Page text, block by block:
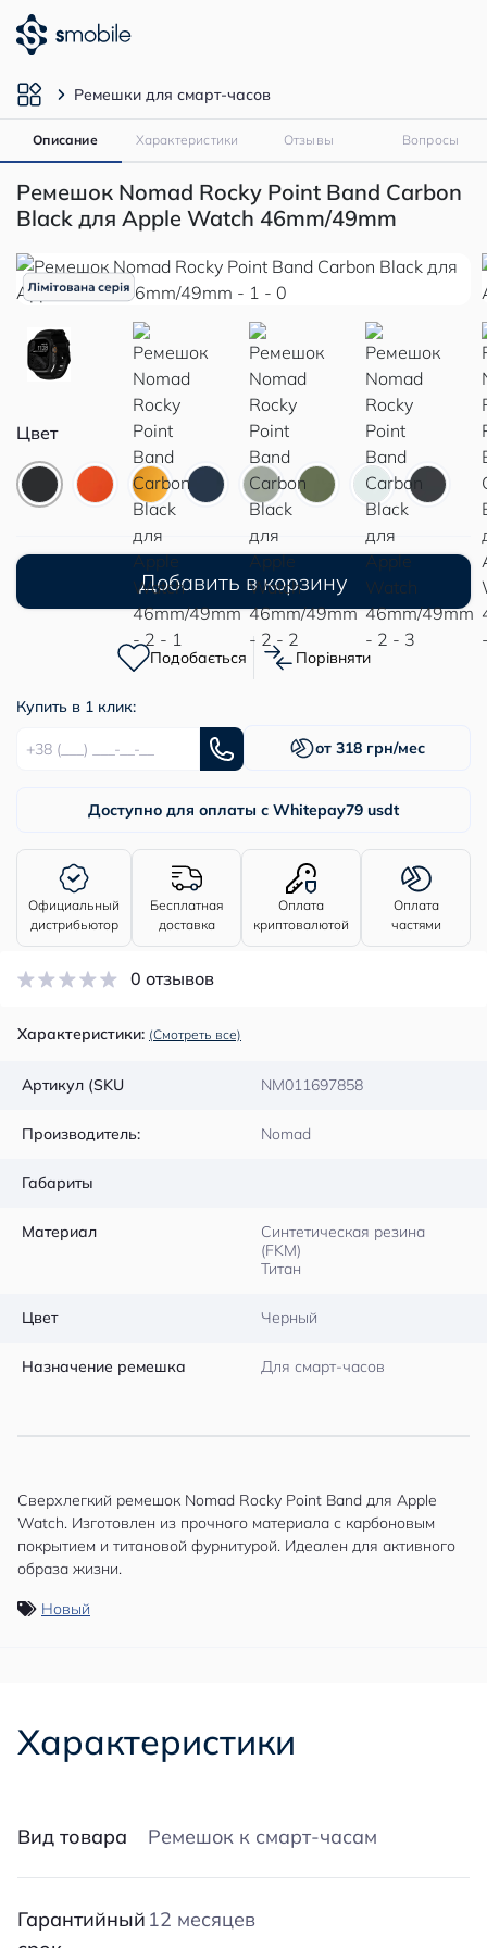
Ремешки для смарт-часов
Описание Характеристики Отзывы Вопросы
Ремешок Nomad Rocky Point Band Carbon
Black для Apple Watch 46mm/49mm
Цвет
Добавить в корзину
Подобається Порівняти
Купить в 1 клик:
от 318 грн/мес
Доступно для оплаты с Whitepay79 usdt
Официальный
дистрибьютор
Бесплатная
доставка
Оплата
криптовалютой
Оплата
частями
0 отзывов
Характеристики: (Смотреть все)
Артикул (SKU NM011697858
Производитель: Nomad
Габариты
Материал
Синтетическая резина
(FKM)
Титан
Цвет Черный
Назначение ремешка Для смарт-часов
Сверхлегкий ремешок Nomad Rocky Point Band для Apple
Watch. Изготовлен из прочного материала с карбоновым
покрытием и титановой фурнитурой. Идеален для активного
образа жизни.
Новый
Характеристики
Вид товара Ремешок к смарт-часам
Гарантийный 12 месяцев